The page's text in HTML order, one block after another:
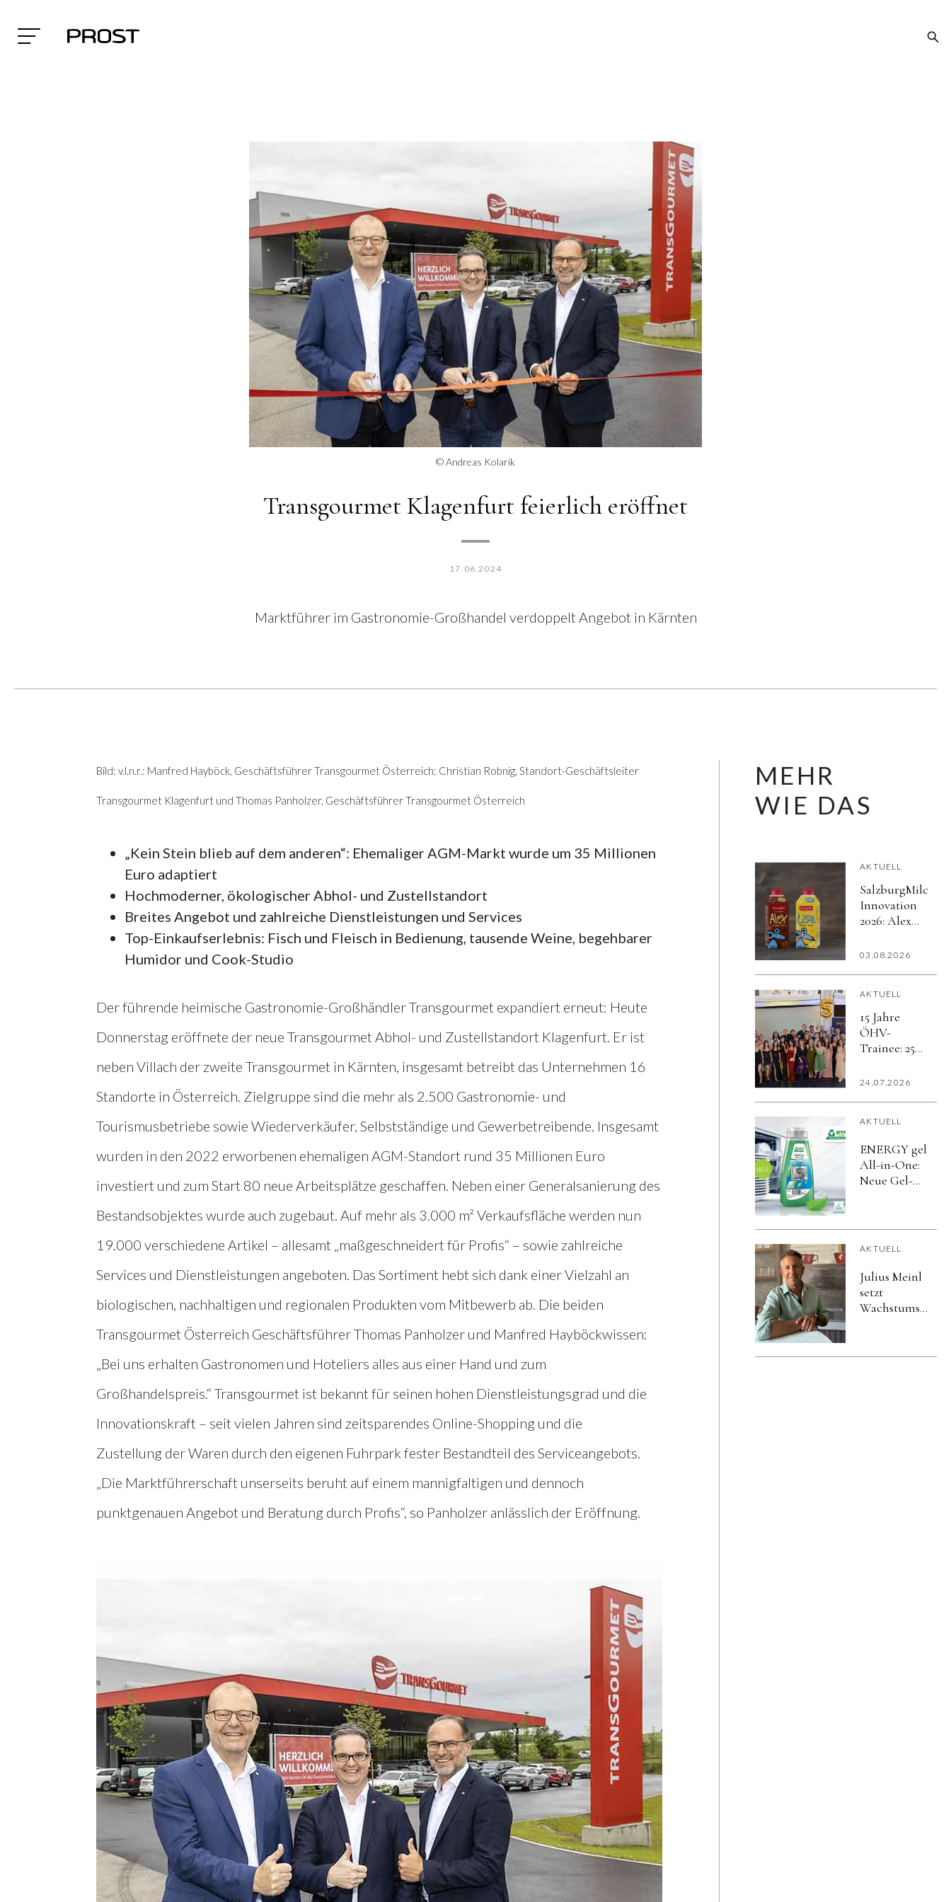
© Andreas Kolarik
Transgourmet Klagenfurt feierlich eröffnet
17.06.2024
Marktführer im Gastronomie-Großhandel verdoppelt Angebot in Kärnten
Bild: v.l.n.r.: Manfred Hayböck, Geschäftsführer Transgourmet Österreich; Christian Robnig, Standort-Geschäftsleiter
Transgourmet Klagenfurt und Thomas Panholzer, Geschäftsführer Transgourmet Österreich
„Kein Stein blieb auf dem anderen“: Ehemaliger AGM-Markt wurde um 35 Millionen
Euro adaptiert
Hochmoderner, ökologischer Abhol- und Zustellstandort
Breites Angebot und zahlreiche Dienstleistungen und Services
Top-Einkaufserlebnis: Fisch und Fleisch in Bedienung, tausende Weine, begehbarer
Humidor und Cook-Studio
Der führende heimische Gastronomie-Großhändler Transgourmet expandiert erneut: Heute
Donnerstag eröffnete der neue Transgourmet Abhol- und Zustellstandort Klagenfurt. Er ist
neben Villach der zweite Transgourmet in Kärnten, insgesamt betreibt das Unternehmen 16
Standorte in Österreich. Zielgruppe sind die mehr als 2.500 Gastronomie- und
Tourismusbetriebe sowie Wiederverkäufer, Selbstständige und Gewerbetreibende. Insgesamt
wurden in den 2022 erworbenen ehemaligen AGM-Standort rund 35 Millionen Euro
investiert und zum Start 80 neue Arbeitsplätze geschaffen. Neben einer Generalsanierung des
Bestandsobjektes wurde auch zugebaut. Auf mehr als 3.000 m² Verkaufsfläche werden nun
19.000 verschiedene Artikel – allesamt „maßgeschneidert für Profis“ – sowie zahlreiche
Services und Dienstleistungen angeboten. Das Sortiment hebt sich dank einer Vielzahl an
biologischen, nachhaltigen und regionalen Produkten vom Mitbewerb ab. Die beiden
Transgourmet Österreich Geschäftsführer Thomas Panholzer und Manfred Hayböckwissen:
„Bei uns erhalten Gastronomen und Hoteliers alles aus einer Hand und zum
Großhandelspreis.“ Transgourmet ist bekannt für seinen hohen Dienstleistungsgrad und die
Innovationskraft – seit vielen Jahren sind zeitsparendes Online-Shopping und die
Zustellung der Waren durch den eigenen Fuhrpark fester Bestandteil des Serviceangebots.
„Die Marktführerschaft unserseits beruht auf einem mannigfaltigen und dennoch
punktgenauen Angebot und Beratung durch Profis“, so Panholzer anlässlich der Eröffnung.
MEHR
WIE DAS
AKTUELL
SalzburgMilch
Innovation
2026: Alex
in Europas
Kartonflasche
03.08.2026
AKTUELL
15 Jahre
ÖHV-
Trainee: 250
von den
24.07.2026
AKTUELL
ENERGY gel
All-in-One:
Neue Gel-
professionelle
Anwendungen
AKTUELL
Julius Meinl
setzt
Wachstumskurs
Vertrieb im